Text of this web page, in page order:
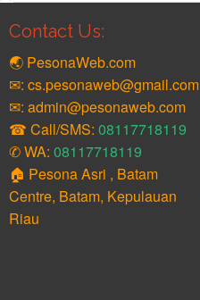
Contact Us:
🌏 PesonaWeb.com
✉: cs.pesonaweb@gmail.com
✉: admin@pesonaweb.com
☎ Call/SMS: 08117718119
✆ WA: 08117718119
🏠 Pesona Asri , Batam
Centre, Batam, Kepulauan
Riau